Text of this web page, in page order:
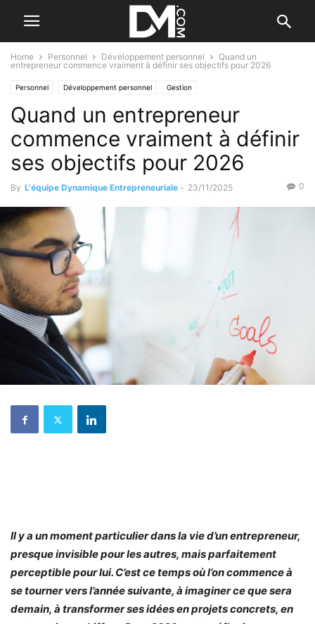
Home Personnel Développement personnel
Quand un
entrepreneur commence vraiment à définir ses objectifs pour 2026
Personnel Développement personnel Gestion
Gestion du temps et du stress Le B.A. BA de la gestion
Valorisation d'entreprise
Quand un entrepreneur
commence vraiment à définir
ses objectifs pour 2026
By L'équipe Dynamique Entrepreneuriale - 23/11/2025 0
Il y a un moment particulier dans la vie d’un entrepreneur,
presque invisible pour les autres, mais parfaitement
perceptible pour lui. C’est ce temps où l’on commence à
se tourner vers l’année suivante, à imaginer ce que sera
demain, à transformer ses idées en projets concrets, en